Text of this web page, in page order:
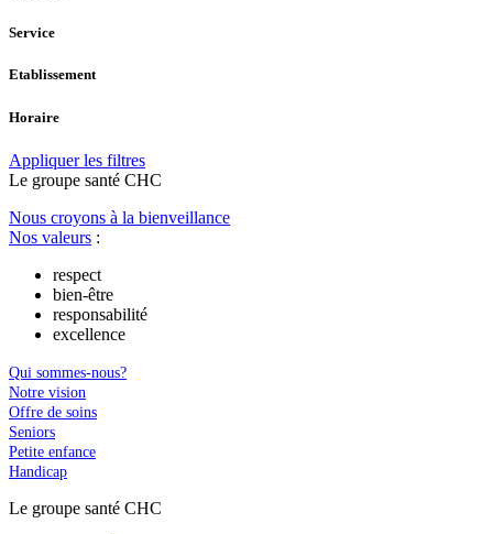
Service
Etablissement
Horaire
Appliquer les filtres
Le groupe santé CHC
Nous croyons à la bienveillance
Nos valeurs :
respect
bien-être
responsabilité
excellence
Qui sommes-nous?
Notre vision
Offre de soins
Seniors
Petite enfance
Handicap
Le groupe santé CHC